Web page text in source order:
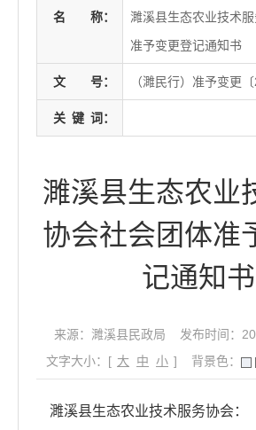
名 称：
濉溪县生态农业技术
准予变更登记通知书
文 号： （濉民行）准予变更
关 键 词：
濉溪县生态农业
协会社会团体准
记通知书
来源：濉溪县民政局
发布时间：
文字大小：[ 大 中 小 ] 背景色：
濉溪县生态农业技术服务协会：